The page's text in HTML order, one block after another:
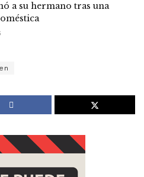
a su hermano tras una